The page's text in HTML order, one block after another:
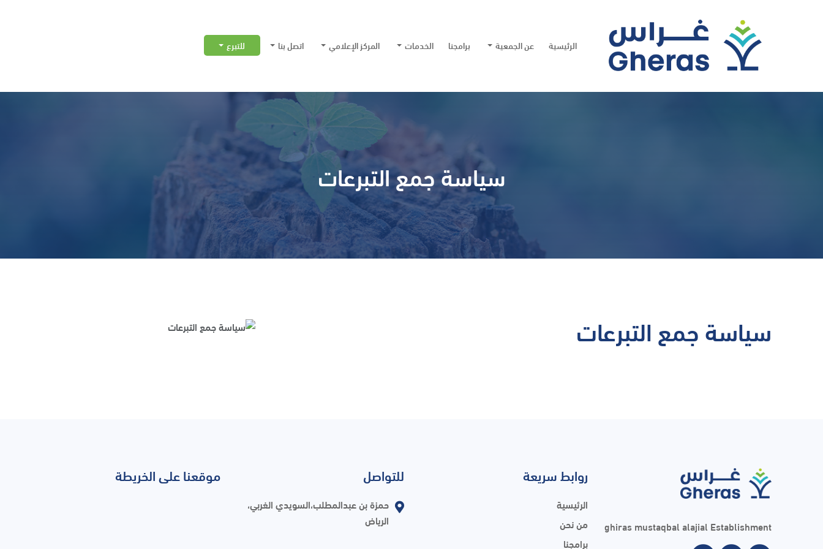
الرئيسية عن الجمعية برامجنا الخدمات المركز الإعلامي اتصل بنا للتبرع
سياسة جمع التبرعات
سياسة جمع التبرعات
ghiras mustaqbal alajial Establishment
روابط سريعة
الرئيسية
من نحن
برامجنا
للتواصل
حمزة بن عبدالمطلب،السويدي الغربي،
الرياض
موقعنا على الخريطة